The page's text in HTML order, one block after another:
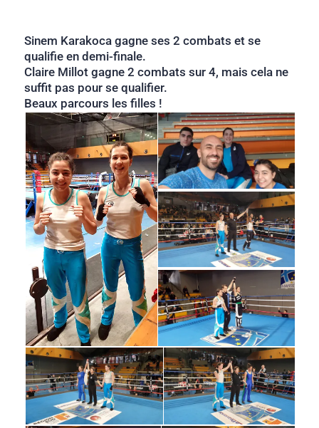
Sinem Karakoca gagne ses 2 combats et se
qualifie en demi-finale.
Claire Millot gagne 2 combats sur 4, mais cela ne
suffit pas pour se qualifier.
Beaux parcours les filles !